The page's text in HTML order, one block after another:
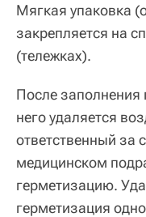
Мягкая упаковка
закрепляется на
(тележках).
После заполнения
него удаляется
ответственный за
медицинском
герметизацию.
герметизация